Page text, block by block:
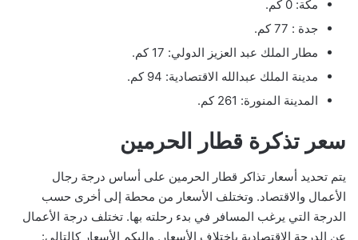
مكة: 0 كم.
جدة : 77 كم.
مطار الملك عبد العزيز الدولي: 17 كم.
مدينة الملك عبدالله الاقتصادية: 94 كم.
المدينة المنورة: 261 كم.
سعر تذكرة قطار الحرمين
يتم تحديد أسعار تذاكر قطار الحرمين على أساس درجة رجال
الأعمال والاقتصاد. وتختلف الأسعار من محطة إلى أخرى حسب
الدرجة التي يرغب المسافر في بدء رحلته بها. تختلف درجة الأعمال
عن الدرجة الاقتصادية باختلاف الأسعار. وإليكم الأسعار كالتالي: